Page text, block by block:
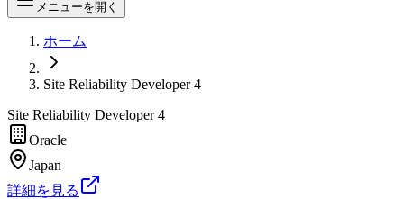
メニューを開く
ホーム
Site Reliability Developer 4
Site Reliability Developer 4
Oracle
Japan
詳細を見る